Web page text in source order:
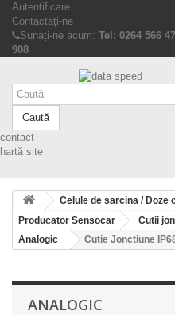
Autentificare
Contactați-ne
Sunați-ne acum: Tel: 0264 566
908
Caută
contact
hartă site
Celule de sarcina / Doze
Producator Sensocar
Cutii
Analogic
Cutie Jonctiune
ANALOGIC